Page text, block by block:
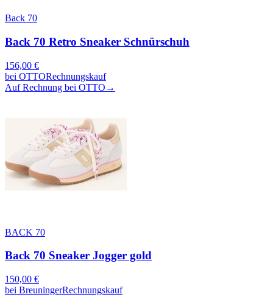
Back 70
Back 70 Retro Sneaker Schnürschuh
156,00 €
bei OTTORechnungskauf
Auf Rechnung bei OTTO →
BACK 70
Back 70 Sneaker Jogger gold
150,00 €
bei BreuningerRechnungskauf